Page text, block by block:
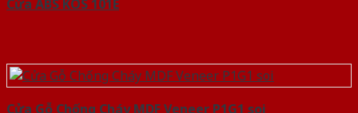
Cửa ABS KOS 101E
Cửa Gỗ Chống Cháy MDF Veneer P1G1 soi